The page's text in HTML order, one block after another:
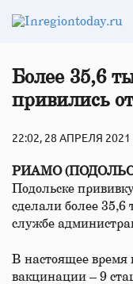
Более 35,6
привились
22:02, 28 АПРЕЛЯ 2021
РИАМО
Подольске
сделали более 35,6
службе
В настоящее время
вакцинации – 9